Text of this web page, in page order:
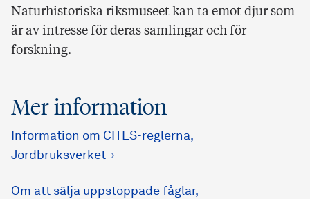
Naturhistoriska riksmuseet kan ta emot djur som
är av intresse för deras samlingar och för
forskning.
Mer information
Information om CITES-reglerna,
Jordbruksverket
Om att sälja uppstoppade fåglar,